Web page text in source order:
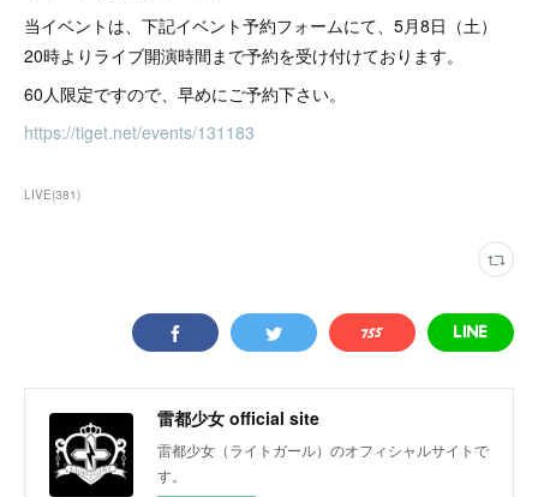
当イベントは、下記イベント予約フォームにて、5月8日（土）
20時よりライブ開演時間まで予約を受け付けております。
60人限定ですので、早めにご予約下さい。
https://tiget.net/events/131183
LIVE(381)
雷都少女 official site
雷都少女（ライトガール）のオフィシャルサイトで
す。